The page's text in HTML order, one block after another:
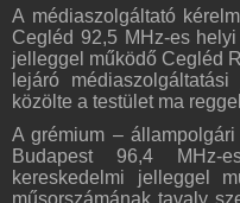
Rádió beágyazás
Ágyazd be weboldaladba
Online rádió készítés
Készítés lépésről lépésre
A médiaszolgáltató
Cegléd 92,5 MHz-es
jelleggel működő Cegléd
lejáró
közölte a testület ma
A grémium –
Budapest 96,4 MHz-
kereskedelmi jelleggel